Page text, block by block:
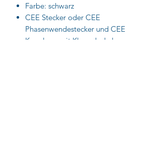
Farbe: schwarz
CEE Stecker oder CEE
Phasenwendestecker und CEE
Kupplung mit Klappdeckel